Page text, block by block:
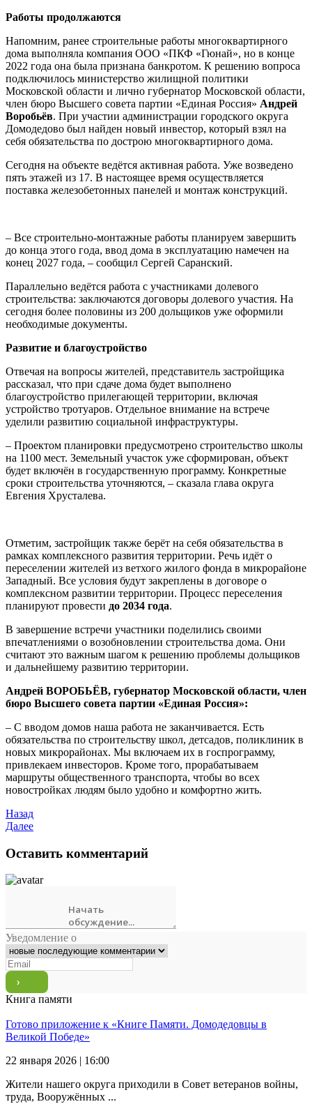
Работы продолжаются
Напомним, ранее строительные работы многоквартирного
дома выполняла компания ООО «ПКФ «Гюнай», но в конце
2022 года она была признана банкротом. К решению вопроса
подключилось министерство жилищной политики
Московской области и лично губернатор Московской области,
член бюро Высшего совета партии «Единая Россия» Андрей
Воробьёв. При участии администрации городского округа
Домодедово был найден новый инвестор, который взял на
себя обязательства по дострою многоквартирного дома.
Сегодня на объекте ведётся активная работа. Уже возведено
пять этажей из 17. В настоящее время осуществляется
поставка железобетонных панелей и монтаж конструкций.
– Все строительно-монтажные работы планируем завершить
до конца этого года, ввод дома в эксплуатацию намечен на
конец 2027 года, – сообщил Сергей Саранский.
Параллельно ведётся работа с участниками долевого
строительства: заключаются договоры долевого участия. На
сегодня более половины из 200 дольщиков уже оформили
необходимые документы.
Развитие и благоустройство
Отвечая на вопросы жителей, представитель застройщика
рассказал, что при сдаче дома будет выполнено
благоустройство прилегающей территории, включая
устройство тротуаров. Отдельное внимание на встрече
уделили развитию социальной инфраструктуры.
– Проектом планировки предусмотрено строительство школы
на 1100 мест. Земельный участок уже сформирован, объект
будет включён в государственную программу. Конкретные
сроки строительства уточняются, – сказала глава округа
Евгения Хрусталева.
Отметим, застройщик также берёт на себя обязательства в
рамках комплексного развития территории. Речь идёт о
переселении жителей из ветхого жилого фонда в микрорайоне
Западный. Все условия будут закреплены в договоре о
комплексном развитии территории. Процесс переселения
планируют провести до 2034 года.
В завершение встречи участники поделились своими
впечатлениями о возобновлении строительства дома. Они
считают это важным шагом к решению проблемы дольщиков
и дальнейшему развитию территории.
Андрей ВОРОБЬЁВ, губернатор Московской области, член
бюро Высшего совета партии «Единая Россия»:
– С вводом домов наша работа не заканчивается. Есть
обязательства по строительству школ, детсадов, поликлиник в
новых микрорайонах. Мы включаем их в госпрограмму,
привлекаем инвесторов. Кроме того, прорабатываем
маршруты общественного транспорта, чтобы во всех
новостройках людям было удобно и комфортно жить.
Назад
Далее
Оставить комментарий
Уведомление о
Книга памяти
Готово приложение к «Книге Памяти. Домодедовцы в
Великой Победе»
22 января 2026 | 16:00
Жители нашего округа приходили в Совет ветеранов войны,
труда, Вооружённых ...